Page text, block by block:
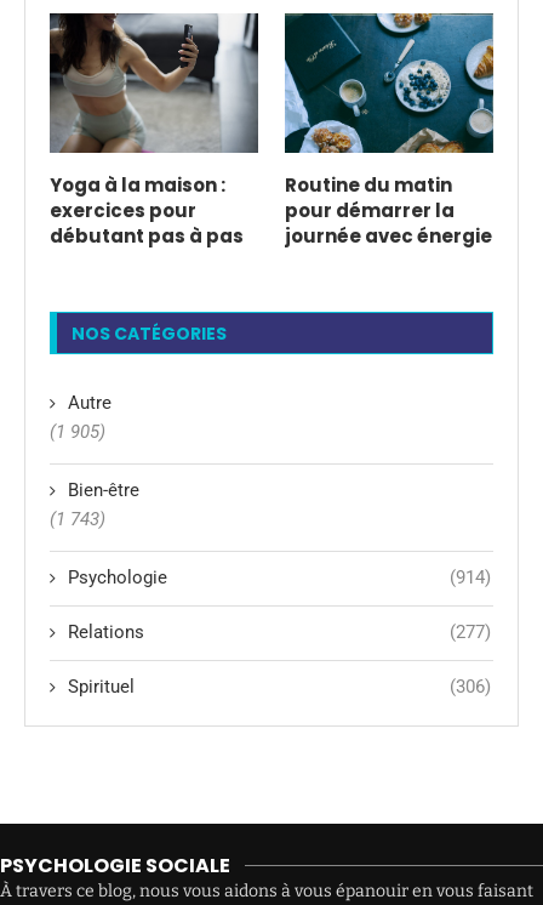
Yoga à la maison :
exercices pour
débutant pas à pas
Routine du matin
pour démarrer la
journée avec énergie
NOS CATÉGORIES
Autre
(1 905)
Bien-être
(1 743)
Psychologie (914)
Relations (277)
Spirituel (306)
PSYCHOLOGIE SOCIALE
À travers ce blog, nous vous aidons à vous épanouir en vous faisant